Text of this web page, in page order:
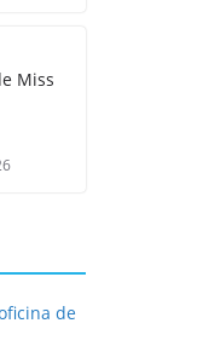
Miss
de